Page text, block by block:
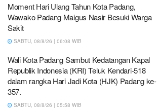
Moment Hari Ulang Tahun Kota Padang,
Wawako Padang Maigus Nasir Besuki Warga
Sakit
SABTU, 08/8/26 | 06:08 WIB
Wali Kota Padang Sambut Kedatangan Kapal
Republik Indonesia (KRI) Teluk Kendari-518
dalam rangka Hari Jadi Kota (HJK) Padang ke-
357.
SABTU, 08/8/26 | 05:58 WIB